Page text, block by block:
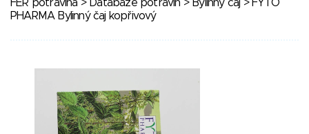
FÉR potravina > Databáze potravin > Bylinný čaj > FYTO
PHARMA Bylinný čaj kopřivový